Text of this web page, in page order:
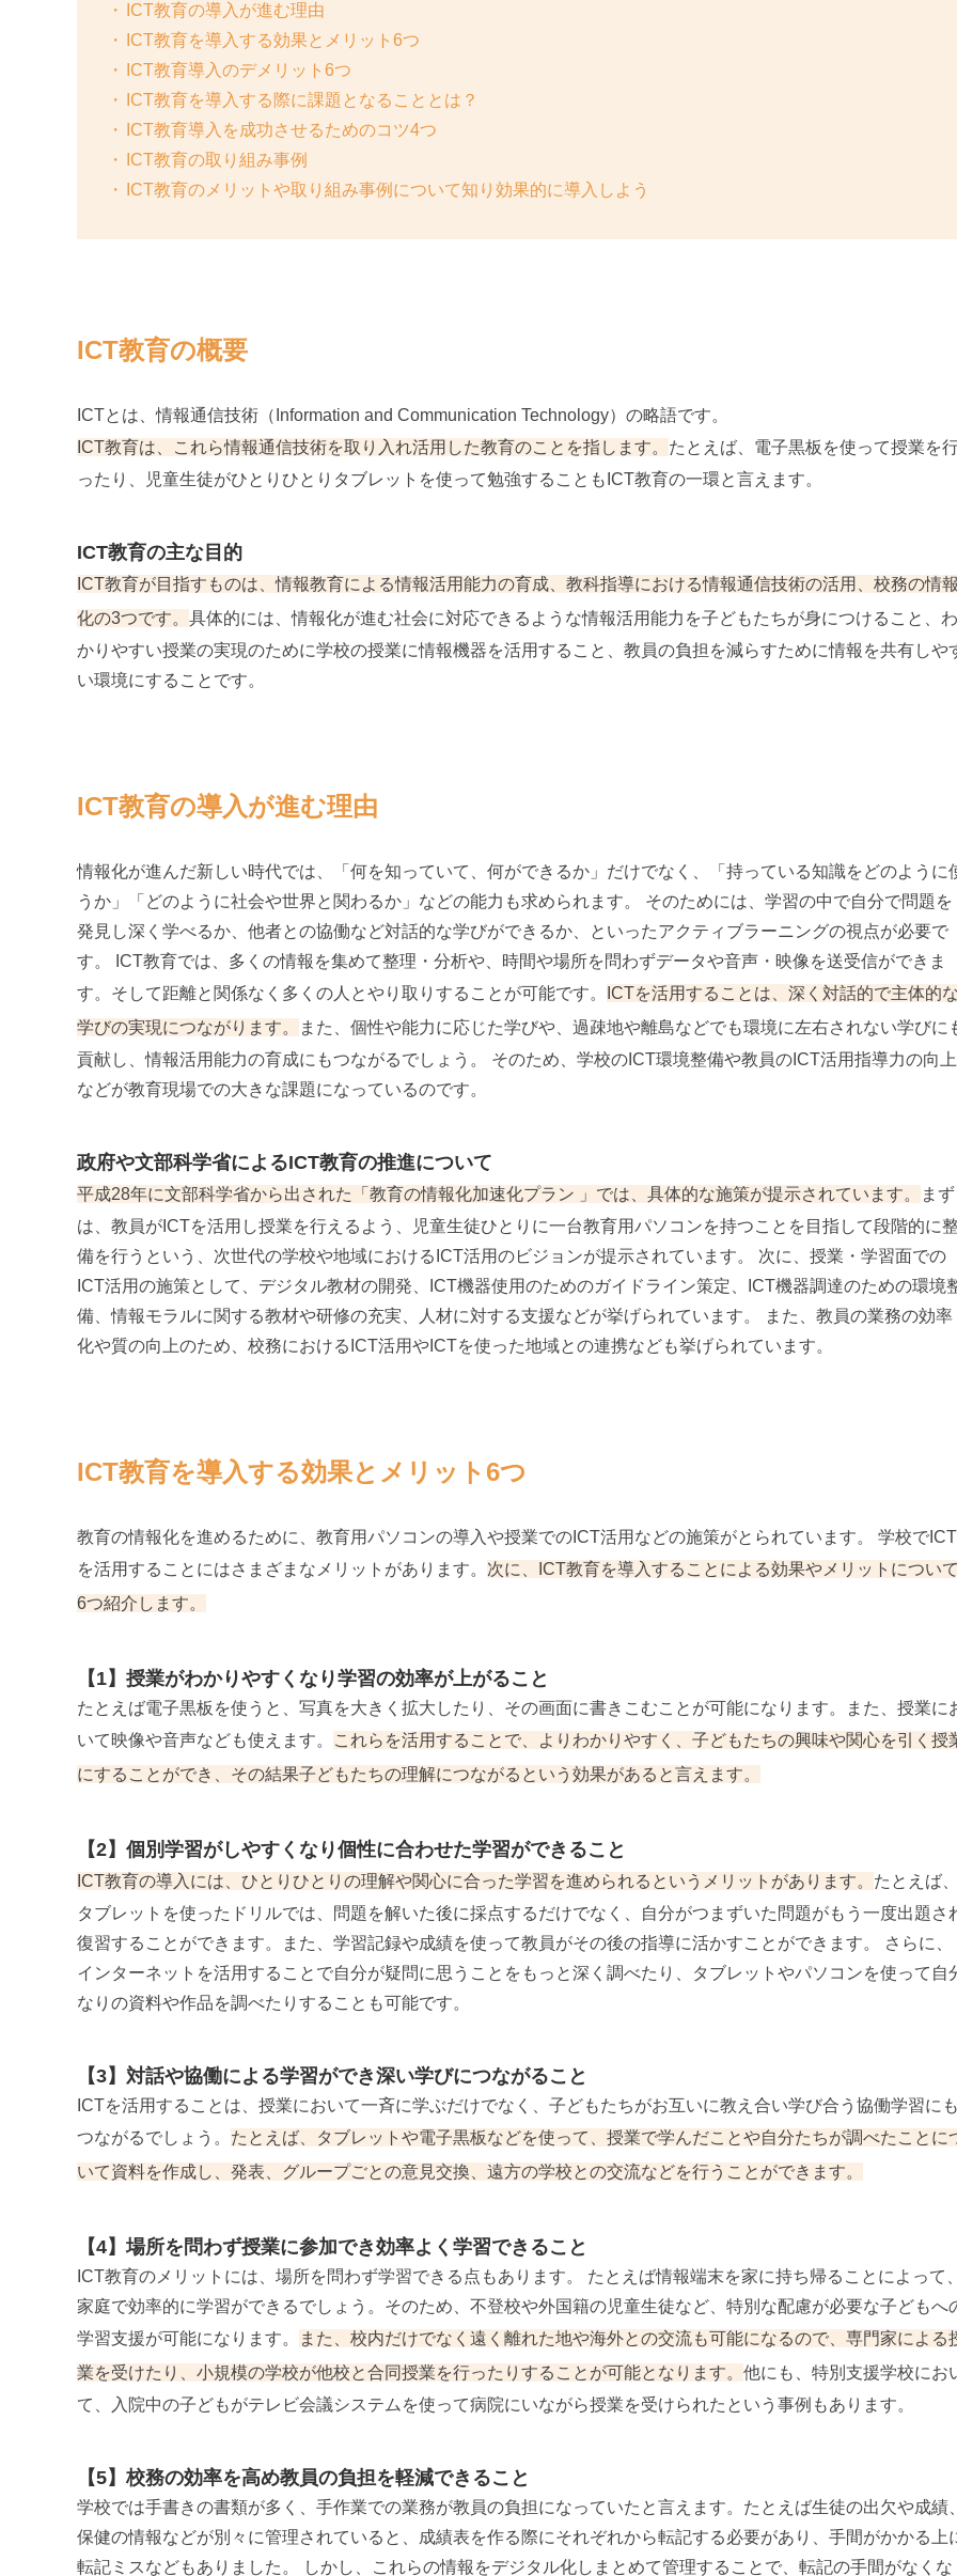
ICT教育の導入が進む理由
ICT教育を導入する効果とメリット6つ
ICT教育導入のデメリット6つ
ICT教育を導入する際に課題となることとは？
ICT教育導入を成功させるためのコツ4つ
ICT教育の取り組み事例
ICT教育のメリットや取り組み事例について知り効果的に導入しよう
ICT教育の概要
ICTとは、情報通信技術（Information and Communication Technology）の略語です。
ICT教育は、これら情報通信技術を取り入れ活用した教育のことを指します。 たとえば、電子黒板を使って授業を
ったり、児童生徒がひとりひとりタブレットを使って勉強することもICT教育の一環と言えます。
ICT教育の主な目的
ICT教育が目指すものは、情報教育による情報活用能力の育成、教科指導における情報通信技術の活用、校務の情報
化の3つです。 具体的には、情報化が進む社会に対応できるような情報活用能力を子どもたちが身につけること、わ
かりやすい授業の実現のために学校の授業に情報機器を活用すること、教員の負担を減らすために情報を共有しや
い環境にすることです。
ICT教育の導入が進む理由
情報化が進んだ新しい時代では、「何を知っていて、何ができるか」だけでなく、「持っている知識をどのように
うか」「どのように社会や世界と関わるか」などの能力も求められます。 そのためには、学習の中で自分で問題を
発見し深く学べるか、他者との協働など対話的な学びができるか、といったアクティブラーニングの視点が必要で
す。 ICT教育では、多くの情報を集めて整理・分析や、時間や場所を問わずデータや音声・映像を送受信ができま
す。そして距離と関係なく多くの人とやり取りすることが可能です。
ICTを活用することは、深く対話的で主体的な
学びの実現につながります。
また、個性や能力に応じた学びや、過疎地や離島などでも環境に左右されない学びに
貢献し、情報活用能力の育成にもつながるでしょう。 そのため、学校のICT環境整備や教員のICT活用指導力の向上
などが教育現場での大きな課題になっているのです。
政府や文部科学省によるICT教育の推進について
平成28年に文部科学省から出された「教育の情報化加速化プラン 」では、具体的な施策が提示されています。
まず
は、教員がICTを活用し授業を行えるよう、児童生徒ひとりに一台教育用パソコンを持つことを目指して段階的に
備を行うという、次世代の学校や地域におけるICT活用のビジョンが提示されています。 次に、授業・学習面での
ICT活用の施策として、デジタル教材の開発、ICT機器使用のためのガイドライン策定、ICT機器調達のための環境
備、情報モラルに関する教材や研修の充実、人材に対する支援などが挙げられています。 また、教員の業務の効率
化や質の向上のため、校務におけるICT活用やICTを使った地域との連携なども挙げられています。
ICT教育を導入する効果とメリット6つ
教育の情報化を進めるために、教育用パソコンの導入や授業でのICT活用などの施策がとられています。 学校でICT
を活用することにはさまざまなメリットがあります。 次に、ICT教育を導入することによる効果やメリットについて
6つ紹介します。
【1】授業がわかりやすくなり学習の効率が上がること
たとえば電子黒板を使うと、写真を大きく拡大したり、その画面に書きこむことが可能になります。また、授業に
いて映像や音声なども使えます。
これらを活用することで、よりわかりやすく、子どもたちの興味や関心を引く授
にすることができ、その結果子どもたちの理解につながるという効果があると言えます。
【2】個別学習がしやすくなり個性に合わせた学習ができること
ICT教育の導入には、ひとりひとりの理解や関心に合った学習を進められるというメリットがあります。 たとえば、
タブレットを使ったドリルでは、問題を解いた後に採点するだけでなく、自分がつまずいた問題がもう一度出題さ
復習することができます。また、学習記録や成績を使って教員がその後の指導に活かすことができます。 さらに、
インターネットを活用することで自分が疑問に思うことをもっと深く調べたり、タブレットやパソコンを使って自
なりの資料や作品を調べたりすることも可能です。
【3】対話や協働による学習ができ深い学びにつながること
ICTを活用することは、授業において一斉に学ぶだけでなく、子どもたちがお互いに教え合い学び合う協働学習にも
つながるでしょう。 たとえば、タブレットや電子黒板などを使って、授業で学んだことや自分たちが調べたことに
いて資料を作成し、発表、グループごとの意見交換、遠方の学校との交流などを行うことができます。
【4】場所を問わず授業に参加でき効率よく学習できること
ICT教育のメリットには、場所を問わず学習できる点もあります。 たとえば情報端末を家に持ち帰ることによって、
家庭で効率的に学習ができるでしょう。そのため、不登校や外国籍の児童生徒など、特別な配慮が必要な子どもへ
学習支援が可能になります。
また、校内だけでなく遠く離れた地や海外との交流も可能になるので、専門家による
業を受けたり、小規模の学校が他校と合同授業を行ったりすることが可能となります。 他にも、特別支援学校にお
て、入院中の子どもがテレビ会議システムを使って病院にいながら授業を受けられたという事例もあります。
【5】校務の効率を高め教員の負担を軽減できること
学校では手書きの書類が多く、手作業での業務が教員の負担になっていたと言えます。たとえば生徒の出欠や成績、
保健の情報などが別々に管理されていると、成績表を作る際にそれぞれから転記する必要があり、手間がかかる上
転記ミスなどもありました。 しかし、これらの情報をデジタル化しまとめて管理することで、転記の手間がなくな